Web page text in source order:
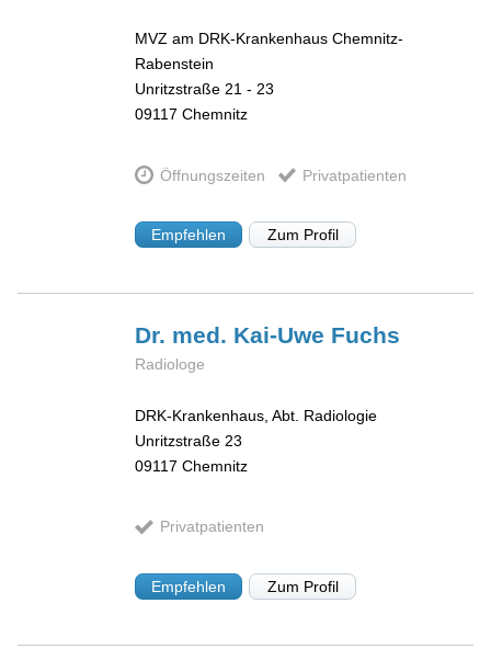
MVZ am DRK-Krankenhaus Chemnitz-
Rabenstein
Unritzstraße 21 - 23
09117 Chemnitz
Öffnungszeiten Privatpatienten
Empfehlen Zum Profil
Dr. med. Kai-Uwe Fuchs
Radiologe
DRK-Krankenhaus, Abt. Radiologie
Unritzstraße 23
09117 Chemnitz
Privatpatienten
Empfehlen Zum Profil